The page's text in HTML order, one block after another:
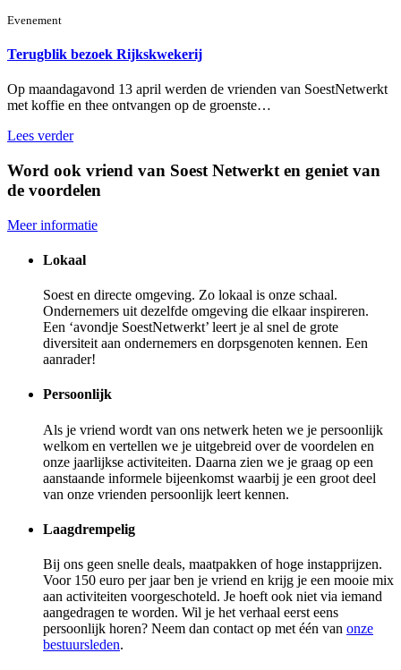
Evenement
Terugblik bezoek Rijkskwekerij
Op maandagavond 13 april werden de vrienden van SoestNetwerkt
met koffie en thee ontvangen op de groenste…
Lees verder
Word ook vriend van Soest Netwerkt en geniet van
de voordelen
Meer informatie
Lokaal
Soest en directe omgeving. Zo lokaal is onze schaal.
Ondernemers uit dezelfde omgeving die elkaar inspireren.
Een ‘avondje SoestNetwerkt’ leert je al snel de grote
diversiteit aan ondernemers en dorpsgenoten kennen. Een
aanrader!
Persoonlijk
Als je vriend wordt van ons netwerk heten we je persoonlijk
welkom en vertellen we je uitgebreid over de voordelen en
onze jaarlijkse activiteiten. Daarna zien we je graag op een
aanstaande informele bijeenkomst waarbij je een groot deel
van onze vrienden persoonlijk leert kennen.
Laagdrempelig
Bij ons geen snelle deals, maatpakken of hoge instapprijzen.
Voor 150 euro per jaar ben je vriend en krijg je een mooie mix
aan activiteiten voorgeschoteld. Je hoeft ook niet via iemand
aangedragen te worden. Wil je het verhaal eerst eens
persoonlijk horen? Neem dan contact op met één van onze
bestuursleden.